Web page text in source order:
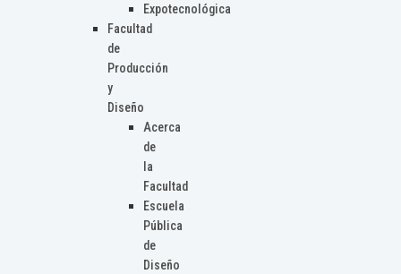
Expotecnológica
Facultad
de
Producción
y
Diseño
Acerca
de
la
Facultad
Escuela
Pública
de
Diseño